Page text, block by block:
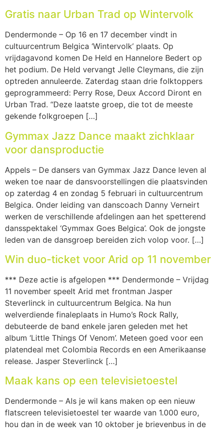
Gratis naar Urban Trad op Wintervolk
Dendermonde – Op 16 en 17 december vindt in
cultuurcentrum Belgica ‘Wintervolk’ plaats. Op
vrijdagavond komen De Held en Hannelore Bedert op
het podium. De Held vervangt Jelle Cleymans, die zijn
optreden annuleerde. Zaterdag staan drie folktoppers
geprogrammeerd: Perry Rose, Deux Accord Diront en
Urban Trad. “Deze laatste groep, die tot de meeste
gekende folkgroepen […]
Gymmax Jazz Dance maakt zichklaar
voor dansproductie
Appels – De dansers van Gymmax Jazz Dance leven al
weken toe naar de dansvoorstellingen die plaatsvinden
op zaterdag 4 en zondag 5 februari in cultuurcentrum
Belgica. Onder leiding van danscoach Danny Verneirt
werken de verschillende afdelingen aan het spetterend
dansspektakel ‘Gymmax Goes Belgica’. Ook de jongste
leden van de dansgroep bereiden zich volop voor. […]
Win duo-ticket voor Arid op 11 november
*** Deze actie is afgelopen *** Dendermonde – Vrijdag
11 november speelt Arid met frontman Jasper
Steverlinck in cultuurcentrum Belgica. Na hun
welverdiende finaleplaats in Humo’s Rock Rally,
debuteerde de band enkele jaren geleden met het
album ‘Little Things Of Venom’. Meteen goed voor een
platendeal met Colombia Records en een Amerikaanse
release. Jasper Steverlinck […]
Maak kans op een televisietoestel
Dendermonde – Als je wil kans maken op een nieuw
flatscreen televisietoestel ter waarde van 1.000 euro,
hou dan in de week van 10 oktober je brievenbus in de